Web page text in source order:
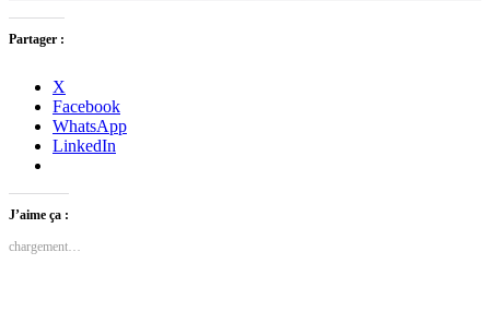
Partager :
X
Facebook
WhatsApp
LinkedIn
J’aime ça :
chargement…